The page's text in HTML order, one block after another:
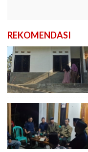
REKOMENDASI